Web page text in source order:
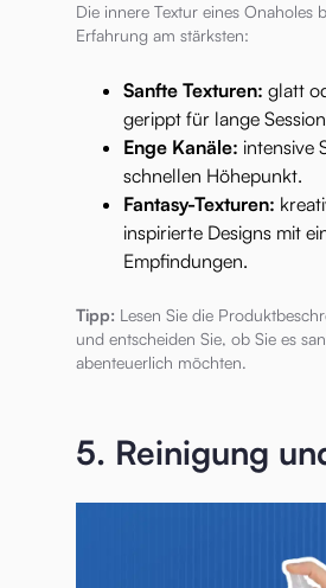
Die innere Textur eines Onaholes
Erfahrung am stärksten:
Sanfte Texturen: glatt
gerippt für lange
Enge Kanäle: intensive
schnellen Höhepunkt.
Fantasy-Texturen:
inspirierte Designs mit
Empfindungen.
Tipp: Lesen Sie die
und entscheiden Sie, ob Sie es
abenteuerlich möchten.
5. Reinigung